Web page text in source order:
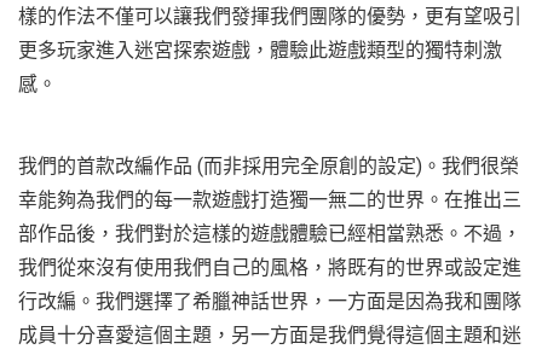
樣的作法不僅可以讓我們發揮我們團隊的優勢，更有望吸引
更多玩家進入迷宮探索遊戲，體驗此遊戲類型的獨特刺激
感。
我們的首款改編作品 (而非採用完全原創的設定)。我們很榮
幸能夠為我們的每一款遊戲打造獨一無二的世界。在推出三
部作品後，我們對於這樣的遊戲體驗已經相當熟悉。不過，
我們從來沒有使用我們自己的風格，將既有的世界或設定進
行改編。我們選擇了希臘神話世界，一方面是因為我和團隊
成員十分喜愛這個主題，另一方面是我們覺得這個主題和迷